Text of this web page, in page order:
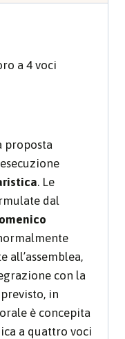
a 4 voci
proposta
. Le
dal
all’assemblea,
con la
in
è concepita
a quattro voci